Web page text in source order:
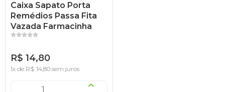
Caixa Sapato Porta
Remédios Passa Fita
Vazada Farmacinha
R$ 14,80
1x de R$ 14,80 sem juros